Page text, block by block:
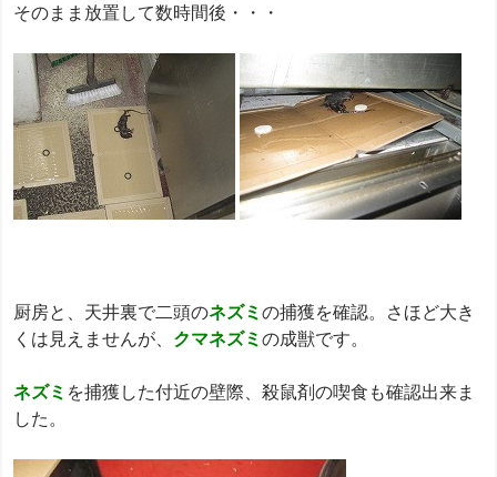
そのまま放置して数時間後・・・
厨房と、天井裏で二頭のネズミの捕獲を確認。さほど大き
くは見えませんが、 クマネズミの成獣です。
ネズミ を捕獲した付近の壁際、殺鼠剤の喫食も確認出来ま
した。